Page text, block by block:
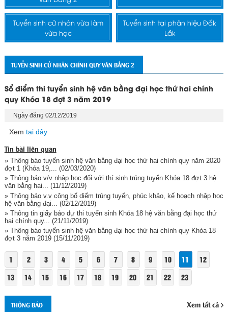
Tuyển sinh cử nhân vừa làm
vừa học
Tuyển sinh tại phân hiệu Đắk
Lắk
TUYỂN SINH CỬ NHÂN CHÍNH QUY VĂN BẰNG 2
Sổ điểm thi tuyển sinh hệ văn bằng đại học thứ hai chính
quy Khóa 18 đợt 3 năm 2019
Ngày đăng 02/12/2019
Xem tại đây
Tin bài liên quan
» Thông báo tuyển sinh hệ văn bằng đại học thứ hai chính quy năm 2020
đợt 1 (Khóa 19,...
(02/03/2020)
» Thông báo v/v nhập học đối với thí sinh trúng tuyển Khóa 18 đợt 3 hệ
văn bằng hai... (11/12/2019)
» Thông báo v.v công bố diểm trúng tuyển, phúc khảo, kế hoạch nhập học
hệ văn bằng đại...
(02/12/2019)
» Thông tin giấy báo dự thi tuyển sinh Khóa 18 hệ văn bằng đại học thứ
hai chính quy... (21/11/2019)
» Thông báo tuyển sinh hệ văn bằng đại học thứ hai chính quy Khóa 18
đợt 3 năm 2019(15/11/2019)
1 2 3 4 5 6 7 8 9 10 11
12
13
14 15 16 17 18 19 20 21 22 23
THÔNG BÁO Xem tất cả